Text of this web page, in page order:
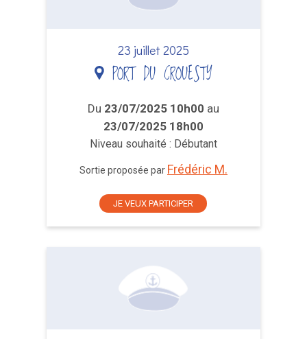
23 juillet 2025
PORT DU CROUESTY
Du 23/07/2025 10h00 au
23/07/2025 18h00
Niveau souhaité : Débutant
Sortie proposée par Frédéric M.
JE VEUX PARTICIPER